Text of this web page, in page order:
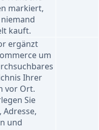
markiert,
kauft.
ergänzt
um
Ihrer
vor Ort.
Sie
Adresse,
und